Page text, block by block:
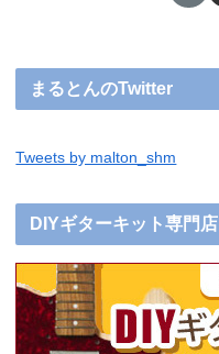
まるとんのTwitter
Tweets by malton_shm
DIYギターキット専門店